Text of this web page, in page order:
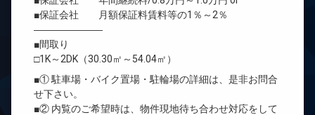
■保証会社 月額保証料賃料等の1％～2％
―――――――
■間取り
□1K～2DK（30.30㎡～54.04㎡）
■① 駐車場・バイク置場・駐輪場の詳細は、是非お問合
せ下さい。
■② 内覧のご希望時は、物件現地待ち合わせ対応をして